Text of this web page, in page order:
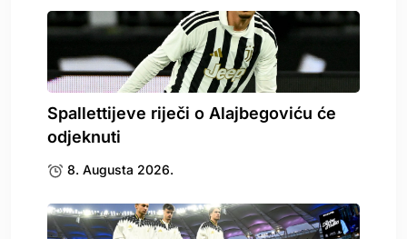
Spallettijeve riječi o Alajbegoviću će
odjeknuti
8. Augusta 2026.